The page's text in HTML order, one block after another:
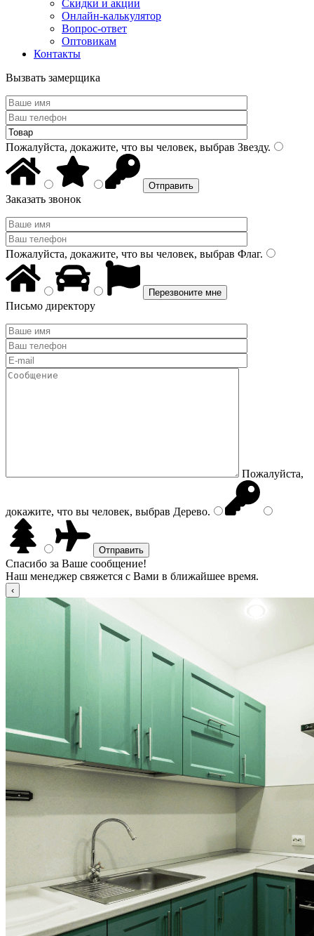
Скидки и акции
Онлайн-калькулятор
Вопрос-ответ
Оптовикам
Контакты
Вызвать замерщика
Пожалуйста, докажите, что вы человек, выбрав Звезду.
Заказать звонок
Пожалуйста, докажите, что вы человек, выбрав Флаг.
Письмо директору
Пожалуйста,
докажите, что вы человек, выбрав Дерево.
Спасибо за Ваше сообщение!
Наш менеджер свяжется с Вами в ближайшее время.